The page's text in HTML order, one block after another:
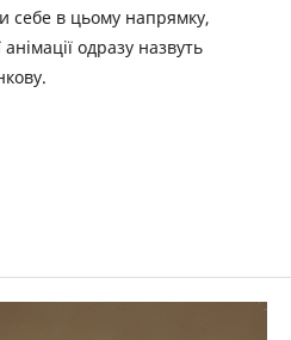
себе в цьому напрямку,
одразу назвуть